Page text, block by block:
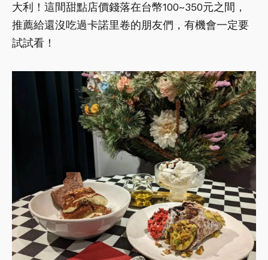
大利！這間甜點店價錢落在台幣100~350元之間，
推薦給還沒吃過卡諾里卷的朋友們，有機會一定要
試試看！